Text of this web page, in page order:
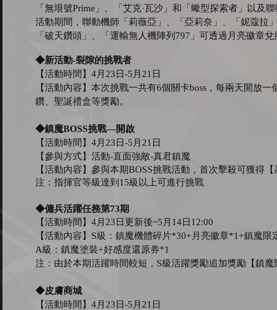
「 無垠號Prime 」 、 「 艾克·瓦沙 」 和 「 蠍型探索者 」 以及
活動期間，聯動機師 「 莉薇亞 」 、 「 亞莉奈 」、「 妮蔻拉
「 破天鑽頭 」、「 運輸無人機陣列 797 」 可透過月亮徽章兌
◆新活動-裂隙的挑戰者
【活動時間】 4月 23 日-5月 21 日
【活動內容】 本次挑戰一共有6個關卡boss，每兩天開放
鑽、聖誕禮盒等獎勵。
◆鎮魔BOSS挑戰—開啟
【活動時間】 4月 23 日-5月 21 日
【參與方式】 活動-直面強敵-真君鎮魔
【活動內容】參與本期BOSS挑戰活動，首次擊殺可獲得【
注：指揮官等級達到 15級以上可進行挑戰
◆傭兵活躍任務第73期
【活動時間】 4月 23 日更新後~5月 14日 12:00
【活動內容】 S級：鎮魔機體碎片*30+月亮徽章*1+鎮魔限
A級：鎮魔塗裝+好感度還原券*1
注：由於本期活躍時間較短， S級活躍獎勵追加獎勵【鎮魔
◆皮膚商城
【活動時間】 4月 23 日-5月 21 日